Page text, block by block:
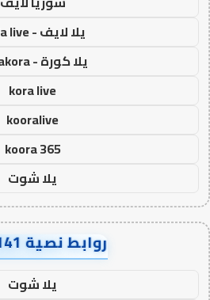
يلا لايف - yalla live
يلا كورة - yallakora
kora live
kooralive
koora 365
يلا شوت
روابط نصية AA90141
يلا شوت